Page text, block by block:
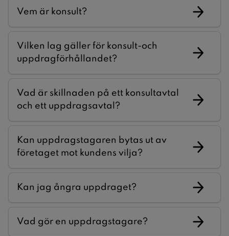
Vem är konsult?
Vilken lag gäller för konsult-och
uppdragförhållandet?
Vad är skillnaden på ett konsultavtal
och ett uppdragsavtal?
Kan uppdragstagaren bytas ut av
företaget mot kundens vilja?
Kan jag ångra uppdraget?
Vad gör en uppdragstagare?